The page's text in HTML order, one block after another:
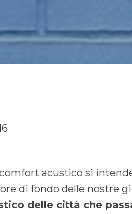
acustico si intende
di fondo delle nostre
delle città che